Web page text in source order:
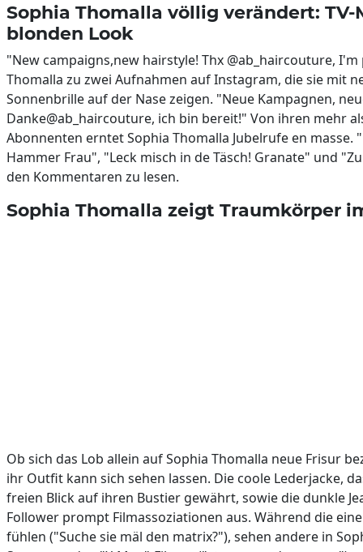
Sophia Thomalla völlig verändert:
blonden Look
"New campaigns,new hairstyle! Thx @ab_haircouture,
Thomalla zu zwei Aufnahmen auf Instagram, die sie mit
Sonnenbrille auf der Nase zeigen. "Neue Kampagnen,
Danke@ab_haircouture, ich bin bereit!" Von ihren mehr
Abonnenten erntet Sophia Thomalla Jubelrufe en masse.
Hammer Frau", "Leck misch in de Täsch! Granate" und
den Kommentaren zu lesen.
Sophia Thomalla zeigt Traumkörper
Ob sich das Lob allein auf Sophia Thomalla neue Frisur
ihr Outfit kann sich sehen lassen. Die coole Lederjacke,
freien Blick auf ihren Bustier gewährt, sowie die dunkle
Follower prompt Filmassoziationen aus. Während die
fühlen ("Suche sie mäl den matrix?"), sehen andere in